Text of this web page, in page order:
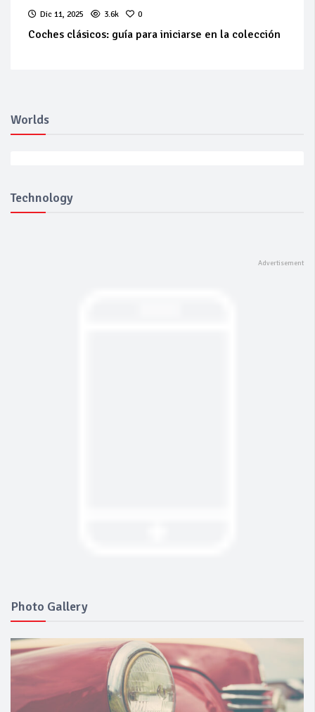
Dic 11, 2025 3.6k 0
Coches clásicos: guía para iniciarse en la colección
Worlds
Technology
Photo Gallery